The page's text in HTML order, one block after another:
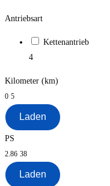
Antriebsart
Kettenantrieb
4
Kilometer (km)
0 5
Laden
PS
2.86 38
Laden